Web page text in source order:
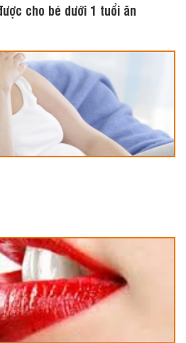
cho bé dưới 1 tuổi ăn